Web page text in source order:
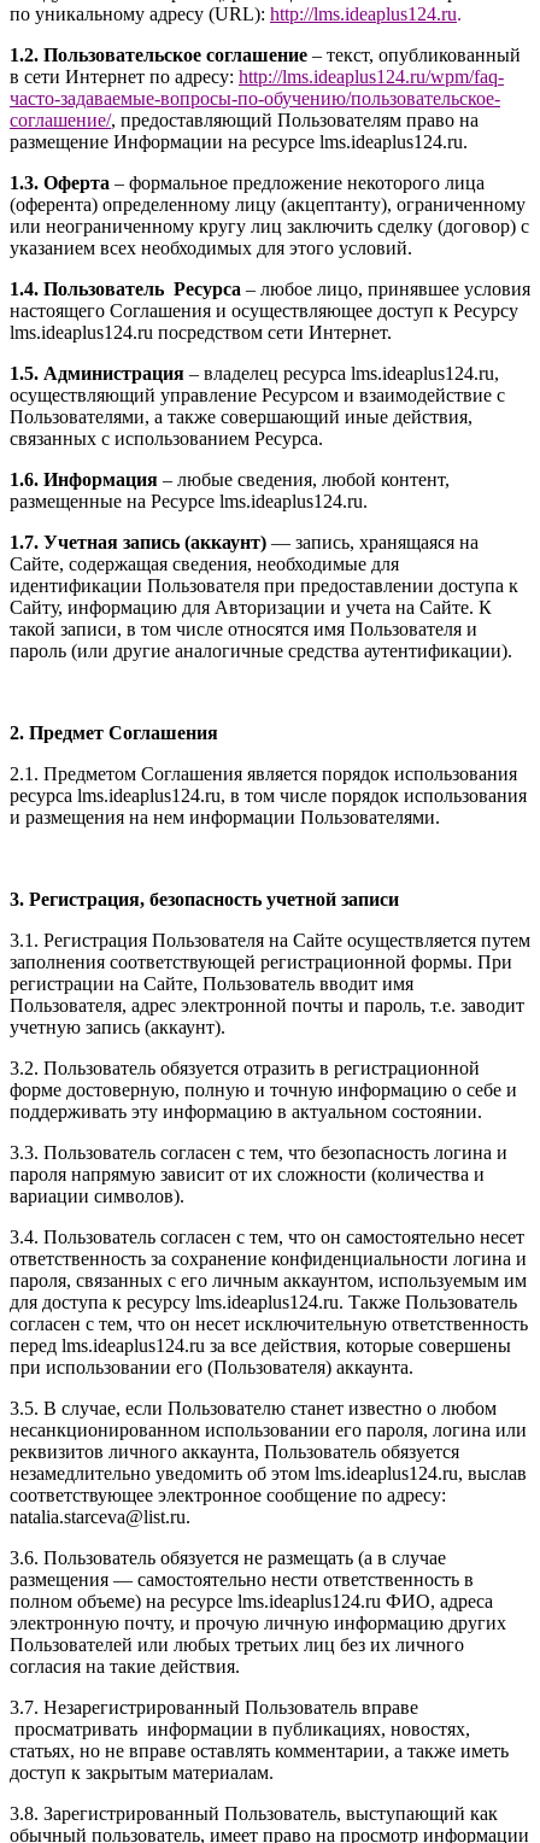
по уникальному адресу (URL): http://lms.ideaplus124.ru.
1.2. Пользовательское соглашение – текст, опубликованный
в сети Интернет по адресу: http://lms.ideaplus124.ru/wpm/faq-
часто-задаваемые-вопросы-по-обучению/пользовательское-
соглашение/, предоставляющий Пользователям право на
размещение Информации на ресурсе lms.ideaplus124.ru.
1.3. Оферта – формальное предложение некоторого лица
(оферента) определенному лицу (акцептанту), ограниченному
или неограниченному кругу лиц заключить сделку (договор) с
указанием всех необходимых для этого условий.
1.4. Пользователь Ресурса – любое лицо, принявшее условия
настоящего Соглашения и осуществляющее доступ к Ресурсу
lms.ideaplus124.ru посредством сети Интернет.
1.5. Администрация – владелец ресурса lms.ideaplus124.ru,
осуществляющий управление Ресурсом и взаимодействие с
Пользователями, а также совершающий иные действия,
связанных с использованием Ресурса.
1.6. Информация – любые сведения, любой контент,
размещенные на Ресурсе lms.ideaplus124.ru.
1.7. Учетная запись (аккаунт) — запись, хранящаяся на
Сайте, содержащая сведения, необходимые для
идентификации Пользователя при предоставлении доступа к
Сайту, информацию для Авторизации и учета на Сайте. К
такой записи, в том числе относятся имя Пользователя и
пароль (или другие аналогичные средства аутентификации).
2. Предмет Соглашения
2.1. Предметом Соглашения является порядок использования
ресурса lms.ideaplus124.ru, в том числе порядок использования
и размещения на нем информации Пользователями.
3. Регистрация, безопасность учетной записи
3.1. Регистрация Пользователя на Сайте осуществляется путем
заполнения соответствующей регистрационной формы. При
регистрации на Сайте, Пользователь вводит имя
Пользователя, адрес электронной почты и пароль, т.е. заводит
учетную запись (аккаунт).
3.2. Пользователь обязуется отразить в регистрационной
форме достоверную, полную и точную информацию о себе и
поддерживать эту информацию в актуальном состоянии.
3.3. Пользователь согласен с тем, что безопасность логина и
пароля напрямую зависит от их сложности (количества и
вариации символов).
3.4. Пользователь согласен с тем, что он самостоятельно несет
ответственность за сохранение конфиденциальности логина и
пароля, связанных с его личным аккаунтом, используемым им
для доступа к ресурсу lms.ideaplus124.ru. Также Пользователь
согласен с тем, что он несет исключительную ответственность
перед lms.ideaplus124.ru за все действия, которые совершены
при использовании его (Пользователя) аккаунта.
3.5. В случае, если Пользователю станет известно о любом
несанкционированном использовании его пароля, логина или
реквизитов личного аккаунта, Пользователь обязуется
незамедлительно уведомить об этом lms.ideaplus124.ru, выслав
соответствующее электронное сообщение по адресу:
natalia.starceva@list.ru.
3.6. Пользователь обязуется не размещать (а в случае
размещения — самостоятельно нести ответственность в
полном объеме) на ресурсе lms.ideaplus124.ru ФИО, адреса
электронную почту, и прочую личную информацию других
Пользователей или любых третьих лиц без их личного
согласия на такие действия.
3.7. Незарегистрированный Пользователь вправе
просматривать информации в публикациях, новостях,
статьях, но не вправе оставлять комментарии, а также иметь
доступ к закрытым материалам.
3.8. Зарегистрированный Пользователь, выступающий как
обычный пользователь, имеет право на просмотр информации